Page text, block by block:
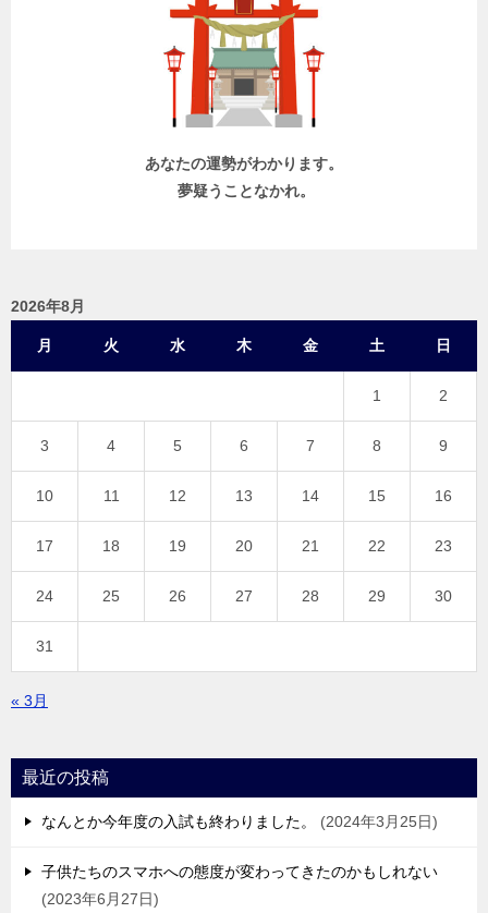
あなたの運勢がわかります。
夢疑うことなかれ。
2026年8月
月 火 水 木 金 土 日
1 2
3 4 5 6 7 8 9
10 11 12 13 14 15 16
17 18 19 20 21 22 23
24 25 26 27 28 29 30
31
« 3月
最近の投稿
なんとか今年度の入試も終わりました。 2024年3月25日
子供たちのスマホへの態度が変わってきたのかもしれない
2023年6月27日